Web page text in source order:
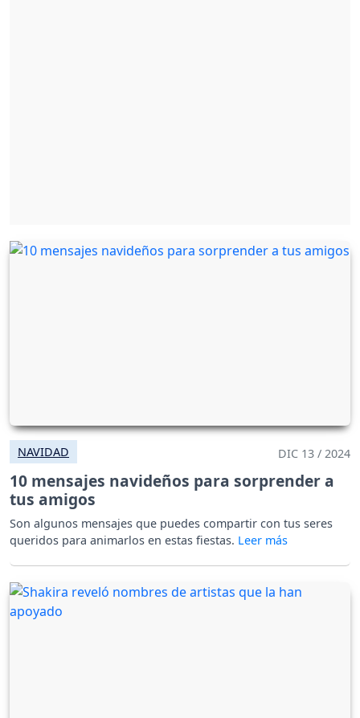
NAVIDAD DIC 13 / 2024
10 mensajes navideños para sorprender a
tus amigos
Son algunos mensajes que puedes compartir con tus seres
queridos para animarlos en estas fiestas.